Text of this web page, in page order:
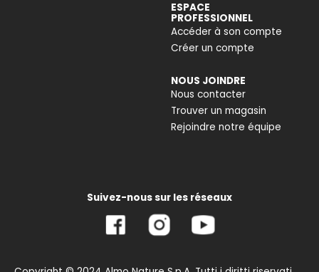
ESPACE
PROFESSIONNEL
Accéder à son compte
Créer un compte
NOUS JOINDRE
Nous contacter
Trouver un magasin
Rejoindre notre équipe
Suivez-nous sur les réseaux